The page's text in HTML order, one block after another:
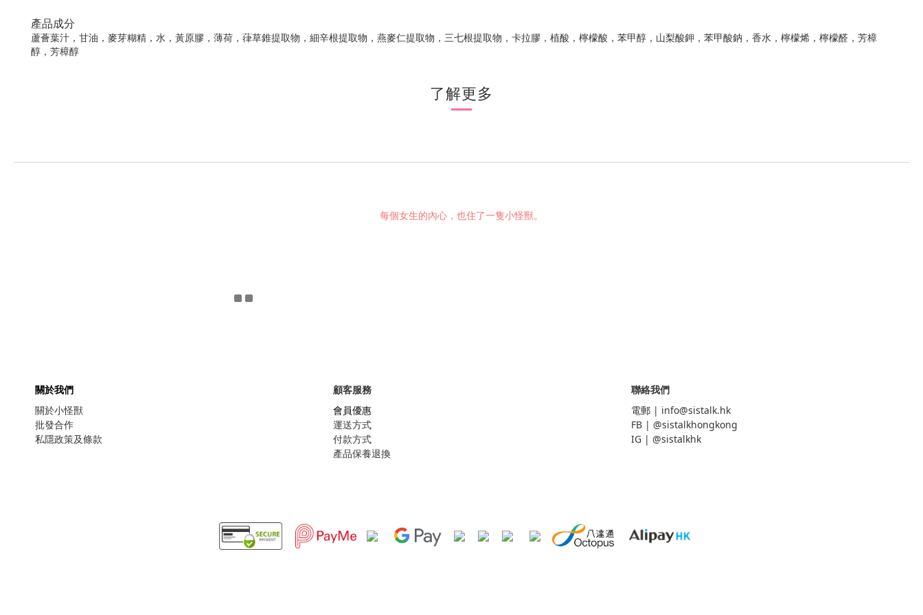
產品成分
蘆薈葉汁，甘油，麥芽糊精，水，黃原膠，薄荷，葎草錐提取物，細辛根提取物，燕麥仁提取物，三七根提取物，卡拉膠，植酸，檸檬酸，苯甲醇，山梨酸鉀，苯甲酸鈉，香水，檸檬烯，檸檬醛，芳樟
醇，芳樟醇
了解更多
每個女生的內心，也住了一隻小怪獸。
關於我們
關於小怪獸
批發合作
私隱政策及條款
顧客服務
會員優惠
運送方式
付款方式
產品保養退換
聯絡我們
電郵 | info@sistalk.hk
FB | @sistalkhongkong
IG | @sistalkhk